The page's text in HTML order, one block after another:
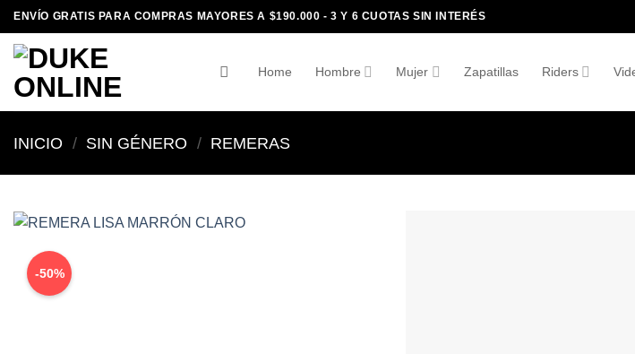
Saltar
al
contenido
ENVÍO GRATIS PARA COMPRAS MAYORES A $190.000 - 3 Y 6 CUOTAS SIN INTERÉS
Home Hombre Mujer Zapatillas Riders
INICIO / SIN GÉNERO / REMERAS
-50%